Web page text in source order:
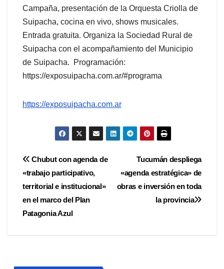
Campaña, presentación de la Orquesta Criolla de
Suipacha, cocina en vivo, shows musicales.
Entrada gratuita. Organiza la Sociedad Rural de
Suipacha con el acompañamiento del Municipio
de Suipacha. Programación:
https://exposuipacha.com.ar/#programa
https://exposuipacha.com.ar
Navegación
de
entradas
Tucumán despliega
«agenda estratégica» de
obras e inversión en toda
la provincia
Chubut con agenda de
«trabajo participativo,
territorial e institucional»
en el marco del Plan
Patagonia Azul